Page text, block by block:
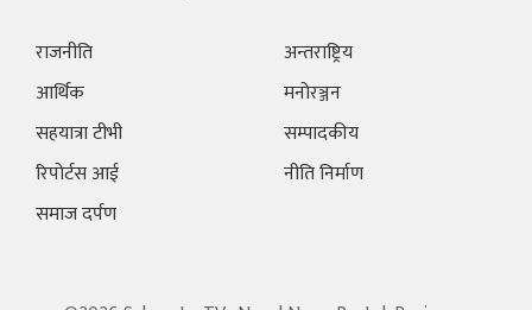
राजनीति
आर्थिक
सहयात्रा टीभी
रिपोर्टस आई
समाज दर्पण
अन्तराष्ट्रिय
मनोरञ्जन
सम्पादकीय
नीति निर्माण